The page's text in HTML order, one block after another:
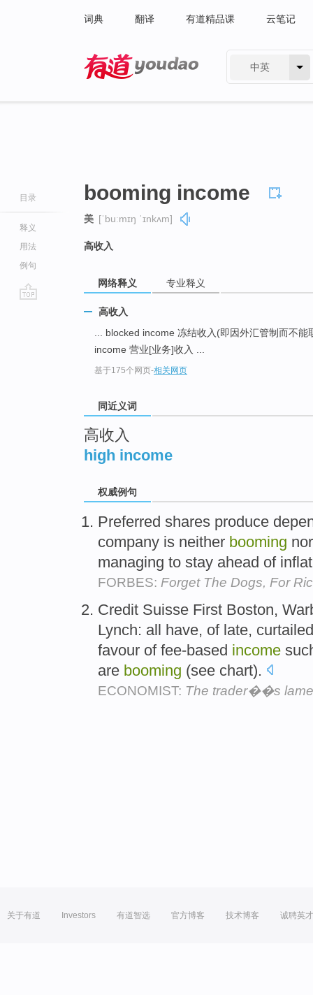
词典 翻译 有道精品课 云笔记
中英
目录
释义
用法
例句
booming income
美 [ˈbuːmɪŋ ˈɪnkʌm]
高收入
网络释义 专业释义
高收入
... blocked income 冻结收入(即因外汇管制而不
income 营业[业务]收入 ...
基于175个网页-相关网页
同近义词
高收入
high income
权威例句
Preferred shares produce
company is neither booming
managing to stay ahead of
FORBES: Forget The Dogs, For
Credit Suisse First Boston,
Lynch: all have, of late,
favour of fee-based income
are booming (see chart).
ECONOMIST: The trader��s
关于有道 Investors 有道智选 官方博客 技术博客 诚聘英才